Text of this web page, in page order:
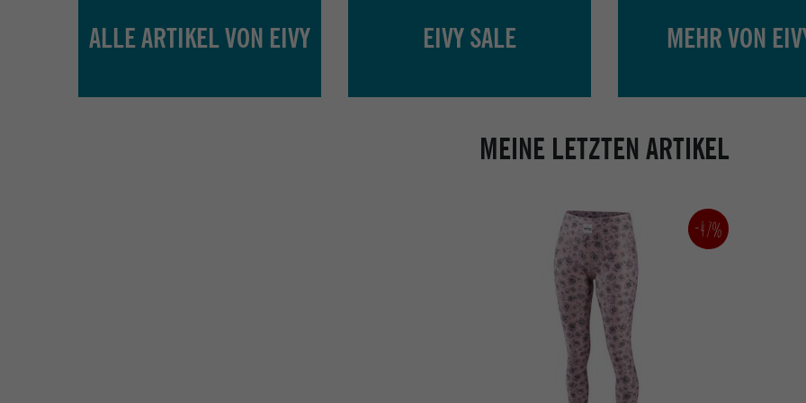
ALLE ARTIKEL VON EIVY EIVY SALE MEHR VON
MEINE LETZTEN ARTIKEL
-47%